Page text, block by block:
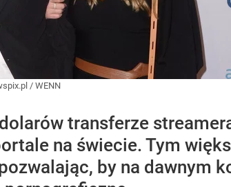
/ WENN
transferze
na świecie. Tym
by na dawnym